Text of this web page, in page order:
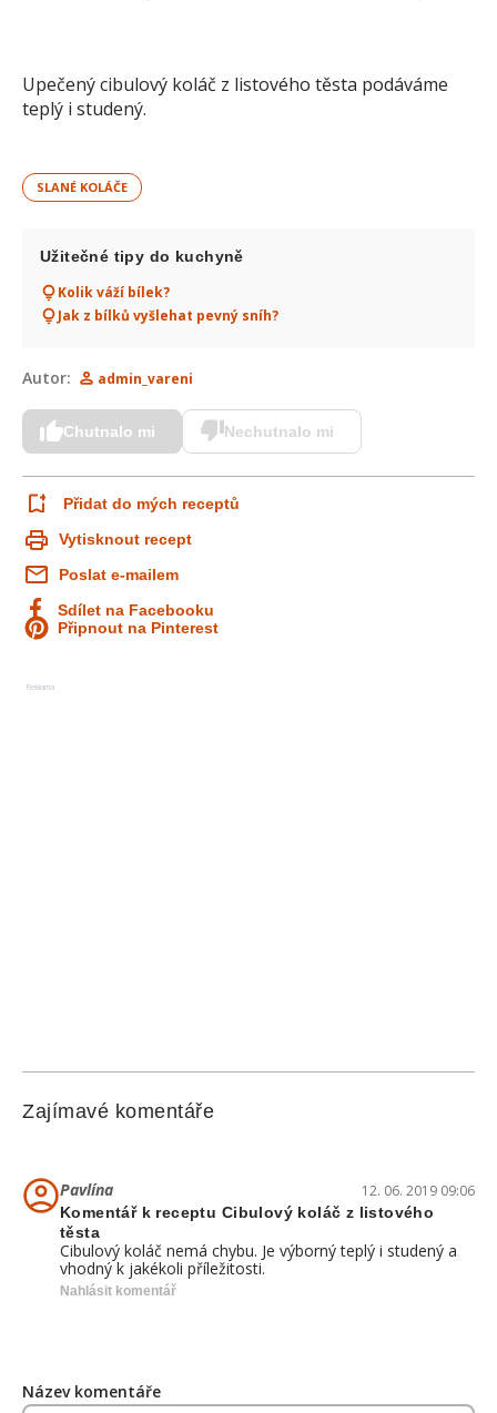
Upečený cibulový koláč z listového těsta podáváme
teplý i studený.
SLANÉ KOLÁČE
Užitečné tipy do kuchyně
Kolik váží bílek?
Jak z bílků vyšlehat pevný sníh?
Autor: admin_vareni
Chutnalo mi Nechutnalo mi
Přidat do mých receptů
Vytisknout recept
Poslat e-mailem
Sdílet na Facebooku
Připnout na Pinterest
Reklama
Zajímavé komentáře
Pavlína 12. 06. 2019 09:06
Komentář k receptu Cibulový koláč z listového
těsta
Cibulový koláč nemá chybu. Je výborný teplý i studený a
vhodný k jakékoli příležitosti.
Nahlásit komentář
Název komentáře